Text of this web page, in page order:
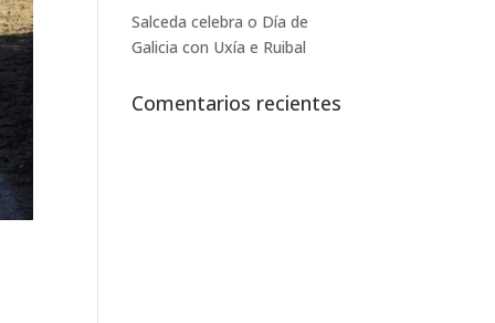
Salceda celebra o Día de
Galicia con Uxía e Ruibal
Comentarios recientes